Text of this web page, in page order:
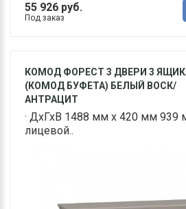
55 926 руб.
Под заказ
КОМОД ФОРЕСТ 3 ДВЕРИ 3
(КОМОД БУФЕТА) БЕЛЫЙ ВОСК/
АНТРАЦИТ
· ДхГхВ 1488 мм х 420 мм 939
лицевой..